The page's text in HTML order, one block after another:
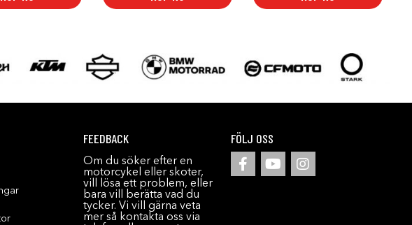
FEEDBACK
Om du söker efter en
motorcykel eller skoter,
vill lösa ett problem, eller
bara vill berätta vad du
tycker. Vi vill gärna veta
mer så kontakta oss via
FÖLJ OSS